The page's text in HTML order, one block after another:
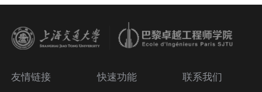
友情链接
快速功能
联系我们